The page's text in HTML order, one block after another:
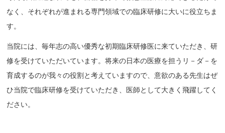
なく、それぞれが進まれる専門領域での臨床研修に大いに役立ちま
す。
当院には、毎年志の高い優秀な初期臨床研修医に来ていただき、研
修を受けていただいています。将来の日本の医療を担うリ－ダ－を
育成するのが我々の役割と考えていますので、意欲のある先生はぜ
ひ当院で臨床研修を受けていただき、医師として大きく飛躍してく
ださい。